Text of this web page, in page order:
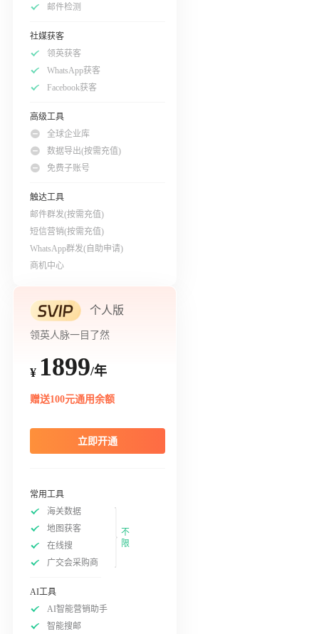
邮件检测
社媒获客
领英获客
WhatsApp获客
Facebook获客
高级工具
全球企业库
数据导出(按需充值)
免费子账号
触达工具
邮件群发(按需充值)
短信营销(按需充值)
WhatsApp群发(自助申请)
商机中心
个人版
领英人脉一目了然
¥ 1899/年
赠送100元通用余额
立即开通
常用工具
海关数据
地图获客
在线搜
广交会采购商
不
限
AI工具
AI智能营销助手
智能搜邮